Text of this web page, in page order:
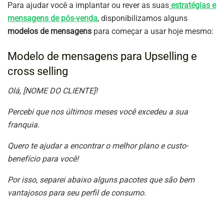
Para ajudar você a implantar ou rever as suas estratégias e
mensagens de pós-venda, disponibilizamos alguns
modelos de mensagens para começar a usar hoje mesmo:
Modelo de mensagens para Upselling e
cross selling
Olá, [NOME DO CLIENTE]!
Percebi que nos últimos meses você excedeu a sua
franquia.
Quero te ajudar a encontrar o melhor plano e custo-
benefício para você!
Por isso, separei abaixo alguns pacotes que são bem
vantajosos para seu perfil de consumo.